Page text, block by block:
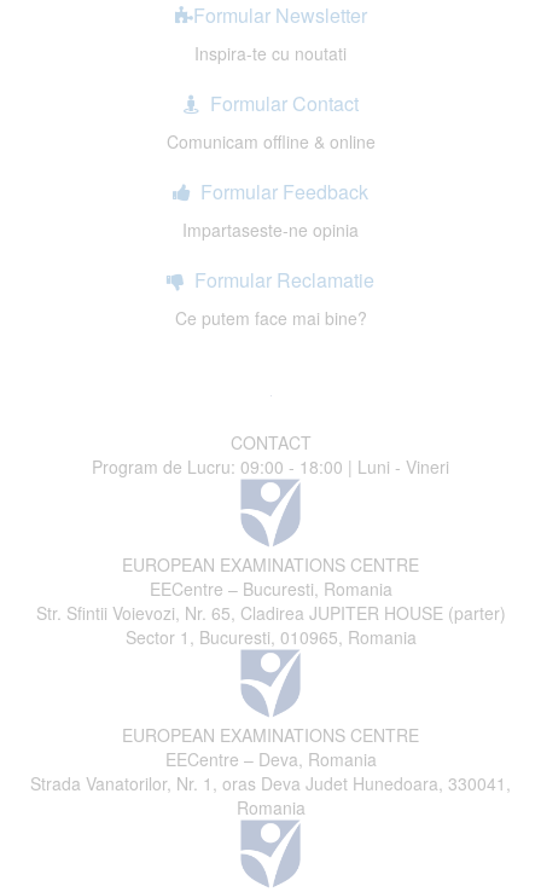
Formular Newsletter
Inspira-te cu noutati
Formular Contact
Comunicam offline & online
Formular Feedback
Impartaseste-ne opinia
Formular Reclamatie
Ce putem face mai bine?
CONTACT
Program de Lucru: 09:00 - 18:00 | Luni - Vineri
EUROPEAN EXAMINATIONS CENTRE
EECentre – Bucuresti, Romania
Str. Sfintii Voievozi, Nr. 65, Cladirea JUPITER HOUSE (parter)
Sector 1, Bucuresti, 010965, Romania
EUROPEAN EXAMINATIONS CENTRE
EECentre – Deva, Romania
Strada Vanatorilor, Nr. 1, oras Deva Judet Hunedoara, 330041,
Romania